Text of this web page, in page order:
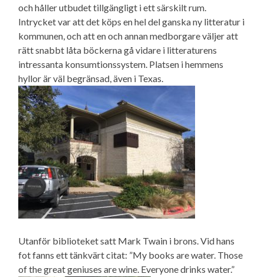
och håller utbudet tillgängligt i ett särskilt rum.
Intrycket var att det köps en hel del ganska ny litteratur i
kommunen, och att en och annan medborgare väljer att
rätt snabbt låta böckerna gå vidare i litteraturens
intressanta konsumtionssystem. Platsen i hemmens
hyllor är väl begränsad, även i Texas.
Utanför biblioteket satt Mark Twain i brons. Vid hans
fot fanns ett tänkvärt citat: ”My books are water. Those
of the great geniuses are wine. Everyone drinks water.”